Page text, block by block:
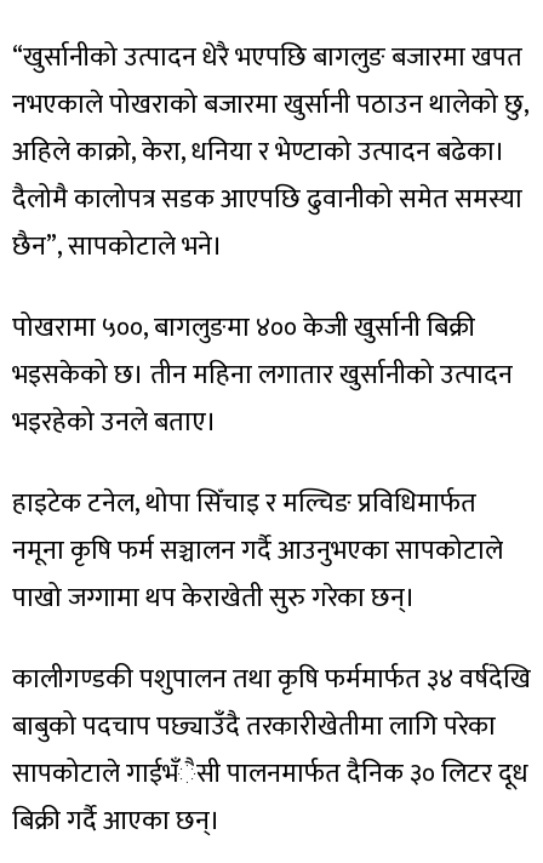
“खुर्सानीको उत्पादन धेरै भएपछि बागलुङ बजारमा खपत
नभएकाले पोखराको बजारमा खुर्सानी पठाउन थालेको छु,
अहिले काक्रो, केरा, धनिया र भेण्टाको उत्पादन बढेका।
दैलोमै कालोपत्र सडक आएपछि ढुवानीको समेत समस्या
छैन”, सापकोटाले भने।
पोखरामा ५००, बागलुङमा ४०० केजी खुर्सानी बिक्री
भइसकेको छ। तीन महिना लगातार खुर्सानीको उत्पादन
भइरहेको उनले बताए।
हाइटेक टनेल, थोपा सिँचाइ र मल्चिङ प्रविधिमार्फत
नमूना कृषि फर्म सञ्चालन गर्दै आउनुभएका सापकोटाले
पाखो जग्गामा थप केराखेती सुरु गरेका छन्।
कालीगण्डकी पशुपालन तथा कृषि फर्ममार्फत ३४ वर्षदेखि
बाबुको पदचाप पछ्याउँदै तरकारीखेतीमा लागि परेका
सापकोटाले गाईभँैसी पालनमार्फत दैनिक ३० लिटर दूध
बिक्री गर्दै आएका छन्।